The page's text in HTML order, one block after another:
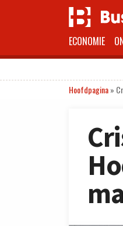
ECONOMIE
Hoofdpagina»